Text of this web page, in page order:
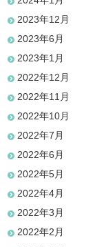
2023年12月
2023年6月
2023年1月
2022年12月
2022年11月
2022年10月
2022年7月
2022年6月
2022年5月
2022年4月
2022年3月
2022年2月